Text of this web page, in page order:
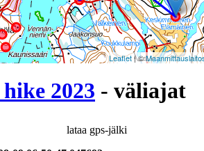
Leaflet| ©
2023 - väliajat
lataa gps-jälki